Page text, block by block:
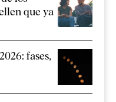
que ya
fases,